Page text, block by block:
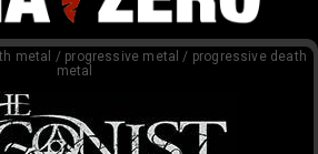
metal / progressive metal / progressive death
metal